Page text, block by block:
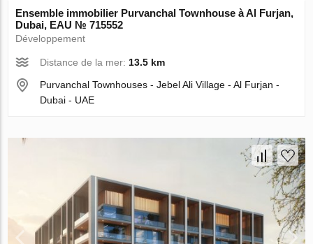
Ensemble immobilier Purvanchal Townhouse à Al Furjan,
Dubai, EAU № 715552
Développement
Distance de la mer: 13.5 km
Purvanchal Townhouses - Jebel Ali Village - Al Furjan -
Dubai - UAE